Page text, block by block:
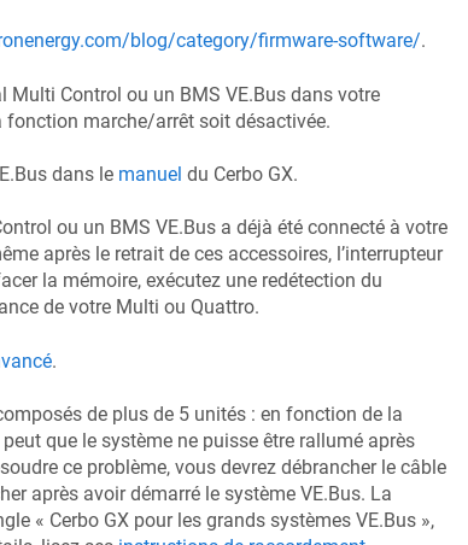
blog/category/firmware-software/.
Control ou un BMS VE.Bus dans votre
fonction marche/arrêt soit désactivée.
dans le manuel du Cerbo GX.
ou un BMS VE.Bus a déjà été connecté à votre
après le retrait de ces accessoires, l’interrupteur
la mémoire, exécutez une redétection du
de votre Multi ou Quattro.
.
de plus de 5 unités : en fonction de la
que le système ne puisse être rallumé après
ce problème, vous devrez débrancher le câble
après avoir démarré le système VE.Bus. La
« Cerbo GXpour les grands systèmes VE.Bus »,